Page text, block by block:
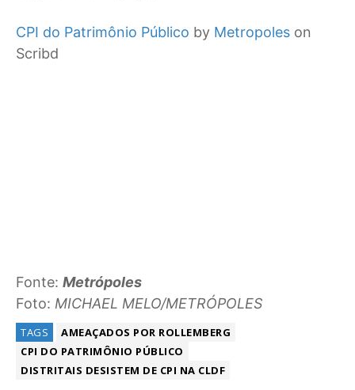
CPI do Patrimônio Público by Metropoles on
Scribd
Fonte: Metrópoles
Foto: MICHAEL MELO/METRÓPOLES
TAGS
AMEAÇADOS POR ROLLEMBERG
CPI DO PATRIMÔNIO PÚBLICO
DISTRITAIS DESISTEM DE CPI NA CLDF